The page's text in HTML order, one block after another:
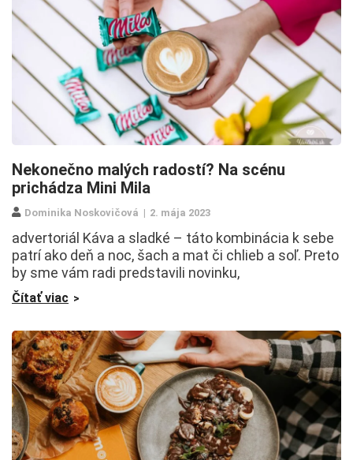
Nekonečno malých radostí? Na scénu
prichádza Mini Mila
Dominika Noskovičová 2. mája 2023
advertoriál Káva a sladké – táto kombinácia k sebe
patrí ako deň a noc, šach a mat či chlieb a soľ. Preto
by sme vám radi predstavili novinku,
Čítať viac